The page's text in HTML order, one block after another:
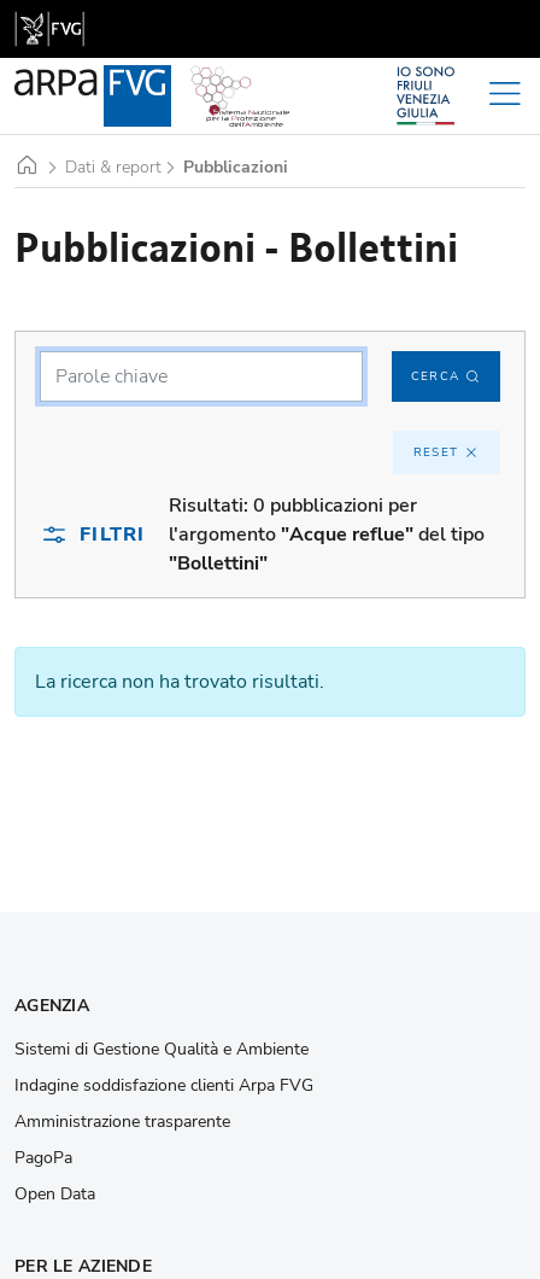
HomeDati & report Pubblicazioni
Pubblicazioni - Bollettini
CERCA
RESET
FILTRI
Risultati:0 pubblicazioni per
l'argomento"Acque reflue"del tipo
"Bollettini"
La ricerca non ha trovato risultati.
AGENZIA
Sistemi di Gestione Qualità e Ambiente
Indagine soddisfazione clienti Arpa FVG
Amministrazione trasparente
PagoPa
Open Data
PER LE AZIENDE